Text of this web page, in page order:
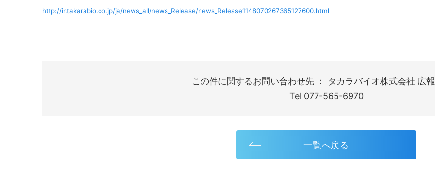
http://ir.takarabio.co.jp/ja/news_all/news_Release/news_Release1148070267365127600.html
この件に関するお問い合わせ先 ： タカラバイオ株式会社 広
Tel 077-565-6970
一覧へ戻る